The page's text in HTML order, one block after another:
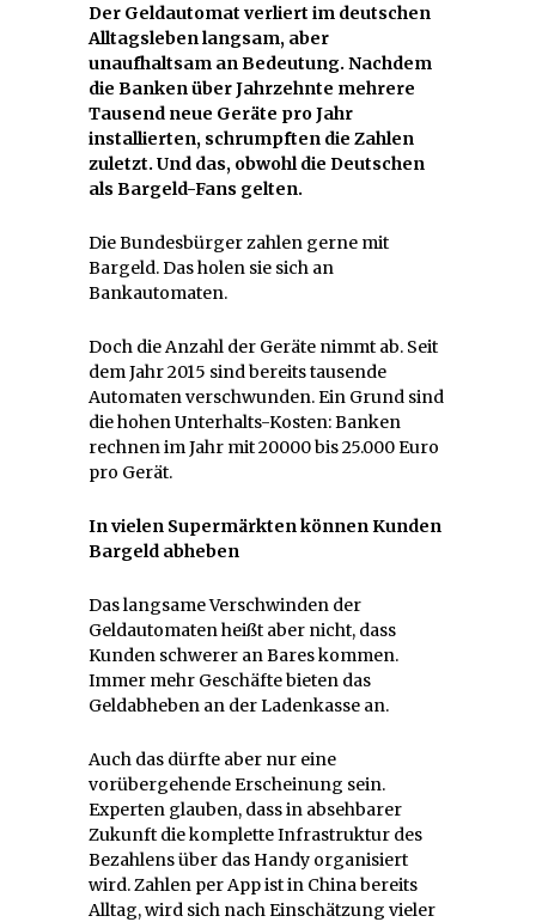
Der Geldautomat verliert im deutschen
Alltagsleben langsam, aber
unaufhaltsam an Bedeutung. Nachdem
die Banken über Jahrzehnte mehrere
Tausend neue Geräte pro Jahr
installierten, schrumpften die Zahlen
zuletzt. Und das, obwohl die Deutschen
als Bargeld-Fans gelten.
Die Bundesbürger zahlen gerne mit
Bargeld. Das holen sie sich an
Bankautomaten.
Doch die Anzahl der Geräte nimmt ab. Seit
dem Jahr 2015 sind bereits tausende
Automaten verschwunden. Ein Grund sind
die hohen Unterhalts-Kosten: Banken
rechnen im Jahr mit 20000 bis 25.000 Euro
pro Gerät.
In vielen Supermärkten können Kunden
Bargeld abheben
Das langsame Verschwinden der
Geldautomaten heißt aber nicht, dass
Kunden schwerer an Bares kommen.
Immer mehr Geschäfte bieten das
Geldabheben an der Ladenkasse an.
Auch das dürfte aber nur eine
vorübergehende Erscheinung sein.
Experten glauben, dass in absehbarer
Zukunft die komplette Infrastruktur des
Bezahlens über das Handy organisiert
wird. Zahlen per App ist in China bereits
Alltag, wird sich nach Einschätzung vieler